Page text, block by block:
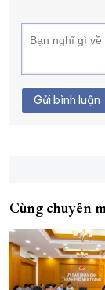
Gửi bình luận
Cùng chuyên